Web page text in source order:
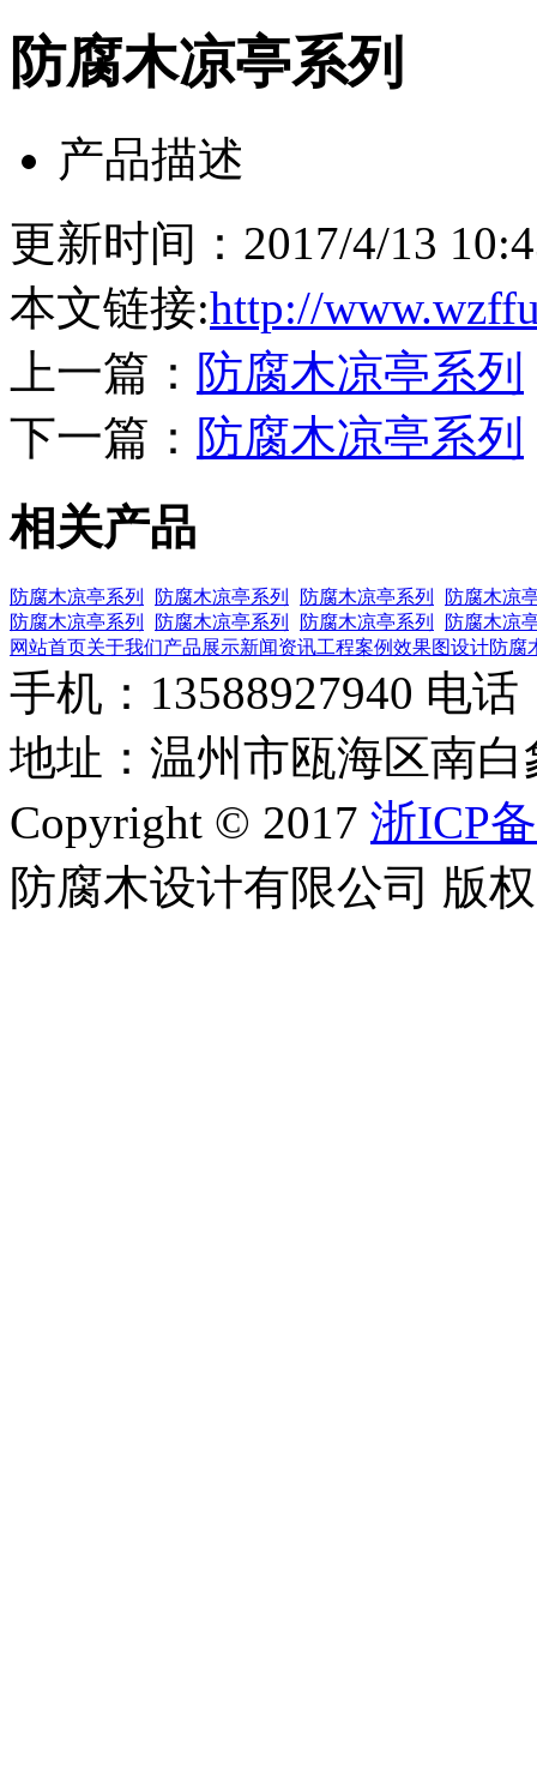
防腐木凉亭系列
产品描述
更新时间：2017/4/13
本文链接:http://
上一篇： 防腐木凉亭系列
下一篇： 防腐木凉亭系列
相关产品
防腐木凉亭系列 防腐木凉亭系列 防腐木凉亭系列
防腐木凉
防腐木凉亭系列
防腐木凉亭系列 防腐木凉亭系列
防腐木凉
网站首页关于我们产品展示新闻资讯工程案例效果图设计防腐
手机：13588927940 电话
地址：温州市瓯海区南
Copyright © 2017 浙ICP
防腐木设计有限公司 版